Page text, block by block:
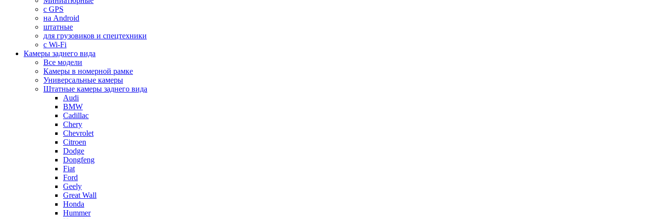
с GPS
на Android
штатные
для грузовиков и спецтехники
с Wi-Fi
Камеры заднего вида
Все модели
Камеры в номерной рамке
Универсальные камеры
Штатные камеры заднего вида
Audi
BMW
Cadillac
Chery
Chevrolet
Citroen
Dodge
Dongfeng
Fiat
Ford
Geely
Great Wall
Honda
Hummer